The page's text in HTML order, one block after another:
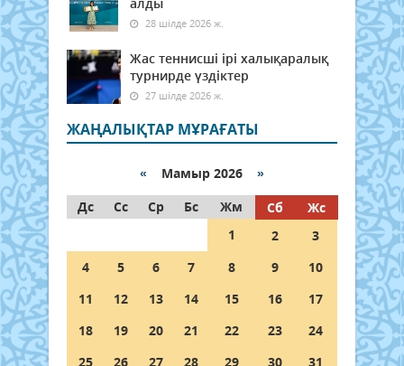
28 шілде 2026 ж.
Жас теннисші ірі халықаралық
турнирде үздіктер
27 шілде 2026 ж.
ЖАҢАЛЫҚТАР МҰРАҒАТЫ
« Мамыр 2026 »
Дс
Сс Ср Бс Жм Сб
Жс
1
2
3
4
5 6 7 8 9
10
11
12 13 14 15 16
17
18
19 20 21 22 23
24
25
26 27 28 29 30 31